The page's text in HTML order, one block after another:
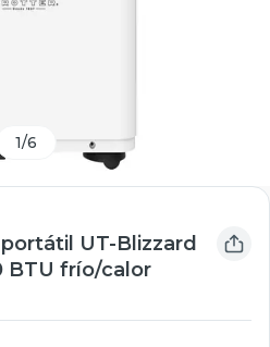
1/6
UT-Blizzard
BTU frío/calor